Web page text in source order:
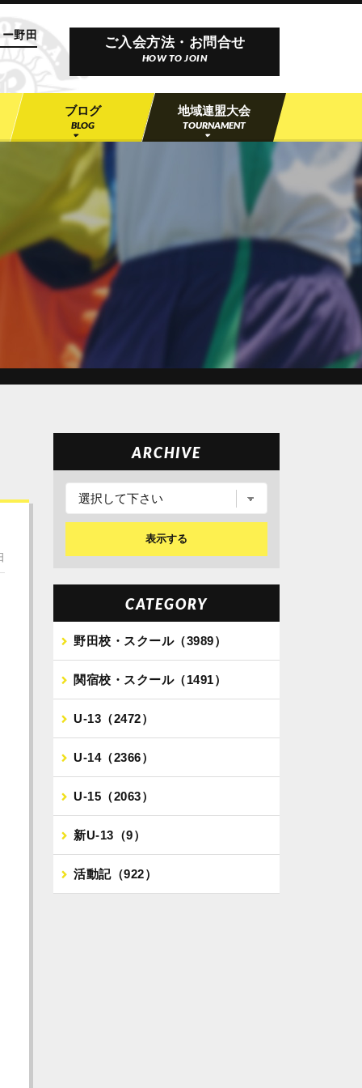
野田
野田 ご入会方法・お問合せ
HOW TO JOIN
ブログ
BLOG
地域連盟大会
TOURNAMENT
ARCHIVE
表示する
CATEGORY
野田校・スクール（3989）
関宿校・スクール（1491）
U-13（2472）
U-14（2366）
U-15（2063）
新U-13（9）
活動記（922）